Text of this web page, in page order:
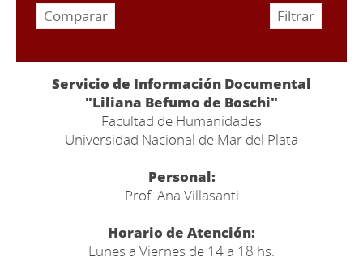
Servicio de Información Documental
"Liliana Befumo de Boschi"
Facultad de Humanidades
Universidad Nacional de Mar del Plata
Personal:
Prof. Ana Villasanti
Horario de Atención:
Lunes a Viernes de 14 a 18 hs.